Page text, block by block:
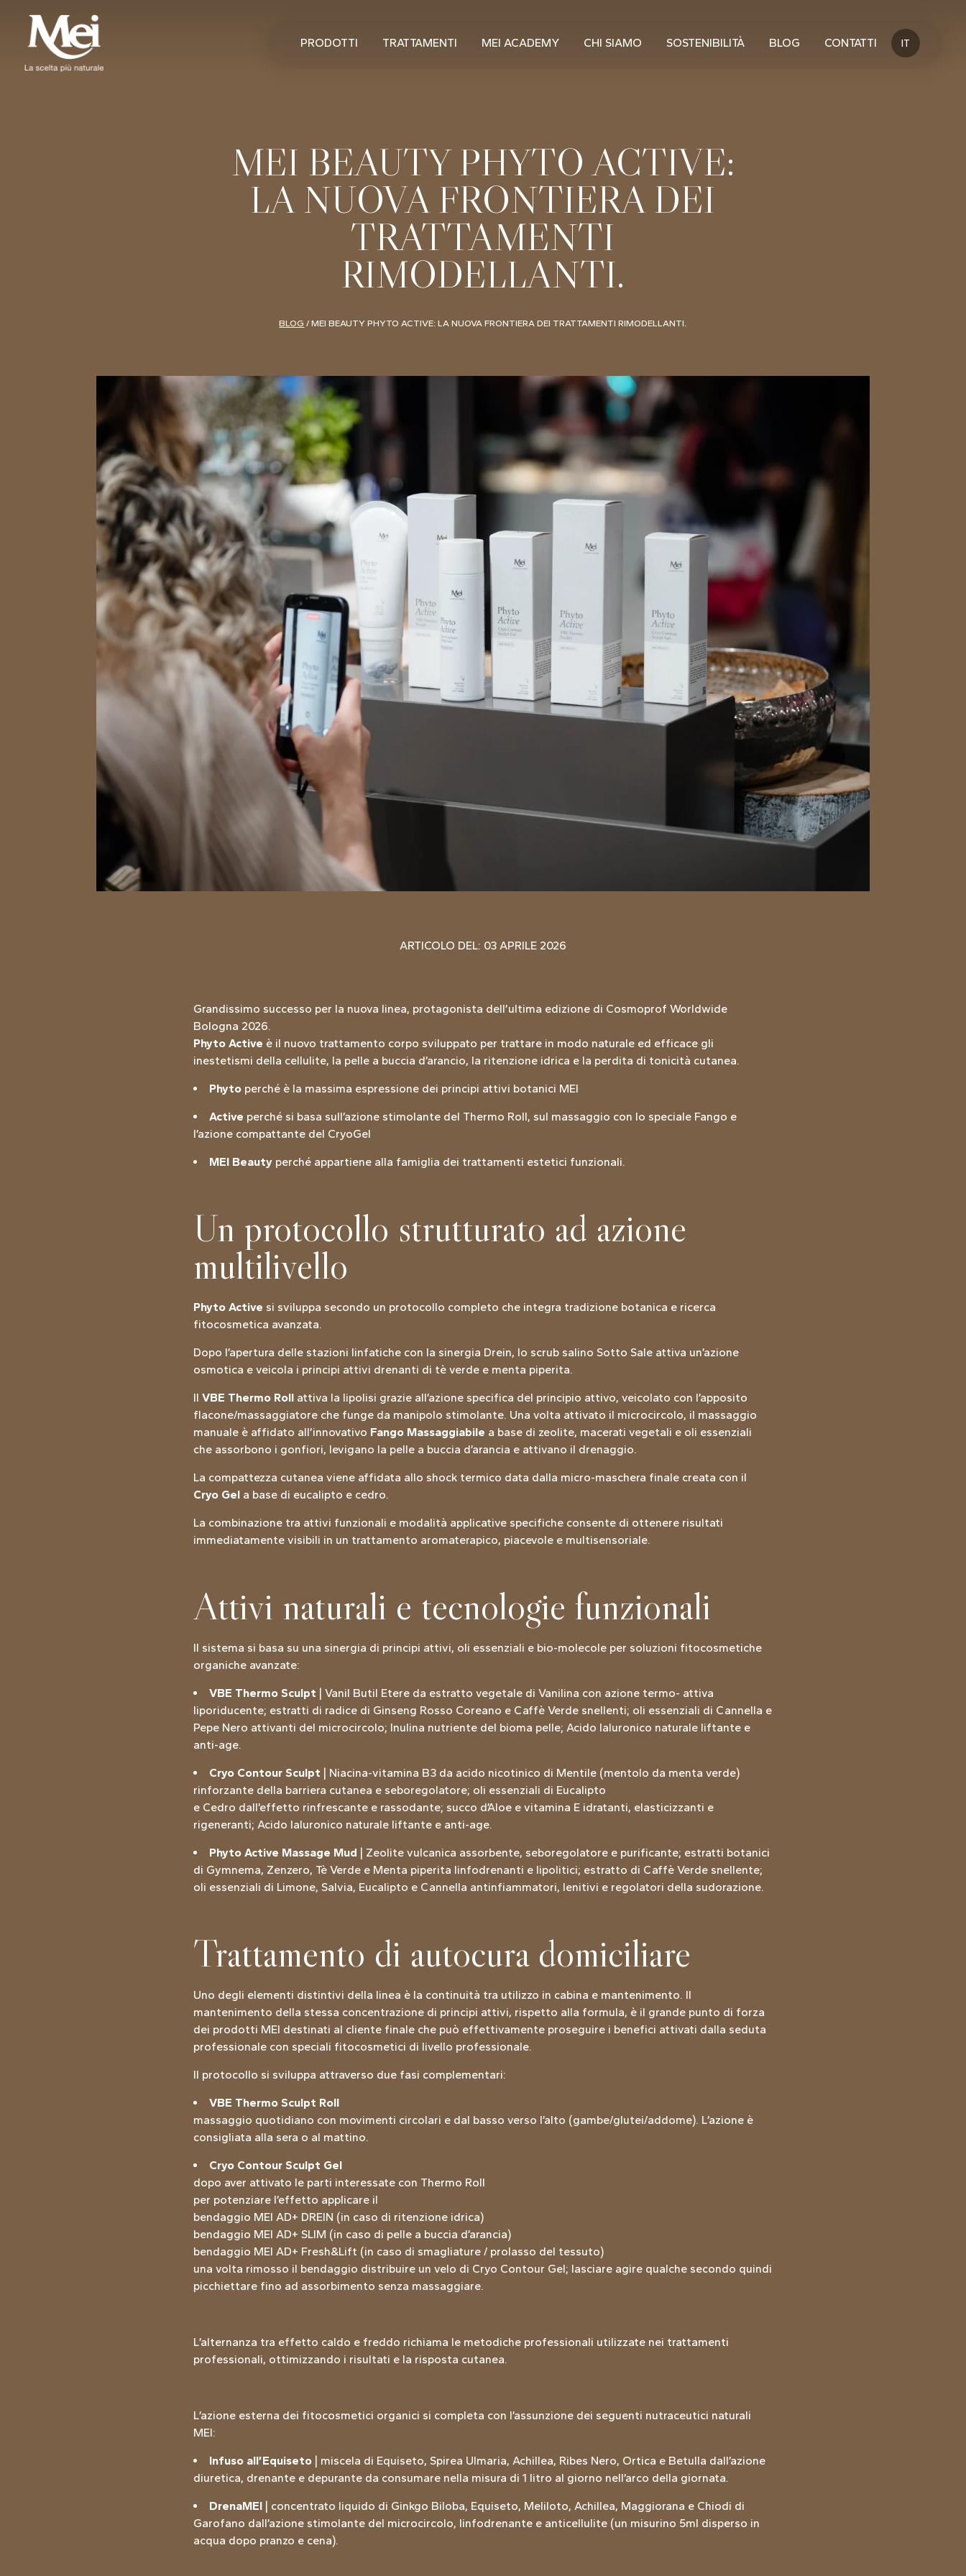
PRODOTTI TRATTAMENTI MEI ACADEMY CHI SIAMO SOSTENIBILITÀ BLOG CONTATTI IT
MEI BEAUTY PHYTO ACTIVE:
LA NUOVA FRONTIERA DEI
TRATTAMENTI
RIMODELLANTI.
BLOG /MEI BEAUTY PHYTO ACTIVE: LA NUOVA FRONTIERA DEI TRATTAMENTI RIMODELLANTI.
ARTICOLO DEL: 03 APRILE 2026
Grandissimo successo per la nuova linea, protagonista dell’ultima edizione di Cosmoprof Worldwide
Bologna 2026.
Phyto Active è il nuovo trattamento corpo sviluppato per trattare in modo naturale ed efficace gli
inestetismi della cellulite, la pelle a buccia d’arancio, la ritenzione idrica e la perdita di tonicità cutanea.
Phytoperché è la massima espressione dei principi attivi botanici MEI
Active perché si basa sull’azione stimolante del Thermo Roll, sul massaggio con lo speciale Fango e
l’azione compattante del CryoGel
MEI Beautyperché appartiene alla famiglia dei trattamenti estetici funzionali.
Un protocollo strutturato ad azione
multilivello
Phyto Active si sviluppa secondo un protocollo completo che integra tradizione botanica e ricerca
fitocosmetica avanzata.
Dopo l’apertura delle stazioni linfatiche con la sinergia Drein, lo scrub salino Sotto Sale attiva un’azione
osmotica e veicola i principi attivi drenanti di tè verde e menta piperita.
Il VBE Thermo Rollattiva la lipolisi grazie all’azione specifica del principio attivo, veicolato con l’apposito
flacone/massaggiatore che funge da manipolo stimolante. Una volta attivato il microcircolo, il massaggio
manuale è affidato all’innovativo Fango Massaggiabile a base di zeolite, macerati vegetali e oli essenziali
che assorbono i gonfiori, levigano la pelle a buccia d’arancia e attivano il drenaggio.
La compattezza cutanea viene affidata allo shock termico data dalla micro-maschera finale creata con il
Cryo Gela base di eucalipto e cedro.
La combinazione tra attivi funzionali e modalità applicative specifiche consente di ottenere risultati
immediatamente visibili in un trattamento aromaterapico, piacevole e multisensoriale.
Attivi naturali e tecnologie funzionali
Il sistema si basa su una sinergia di principi attivi, oli essenziali e bio-molecole per soluzioni fitocosmetiche
organiche avanzate:
VBE Thermo Sculpt | Vanil Butil Etere da estratto vegetale di Vanilina con azione termo- attiva
liporiducente; estratti di radice di Ginseng Rosso Coreano e Caffè Verde snellenti; oli essenziali di Cannella e
Pepe Nero attivanti del microcircolo; Inulina nutriente del bioma pelle; Acido Ialuronico naturale liftante e
anti-age.
Cryo Contour Sculpt | Niacina-vitamina B3 da acido nicotinico di Mentile (mentolo da menta verde)
rinforzante della barriera cutanea e seboregolatore; oli essenziali di Eucalipto
e Cedro dall’effetto rinfrescante e rassodante; succo d’Aloe e vitamina E idratanti, elasticizzanti e
rigeneranti; Acido Ialuronico naturale liftante e anti-age.
Phyto Active Massage Mud | Zeolite vulcanica assorbente, seboregolatore e purificante; estratti botanici
di Gymnema, Zenzero, Tè Verde e Menta piperita linfodrenanti e lipolitici; estratto di Caffè Verde snellente;
oli essenziali di Limone, Salvia, Eucalipto e Cannella antinfiammatori, lenitivi e regolatori della sudorazione.
Trattamento di autocura domiciliare
Uno degli elementi distintivi della linea è la continuità tra utilizzo in cabina e mantenimento. Il
mantenimento della stessa concentrazione di principi attivi, rispetto alla formula, è il grande punto di forza
dei prodotti MEI destinati al cliente finale che può effettivamente proseguire i benefici attivati dalla seduta
professionale con speciali fitocosmetici di livello professionale.
Il protocollo si sviluppa attraverso due fasi complementari:
VBE Thermo Sculpt Roll
massaggio quotidiano con movimenti circolari e dal basso verso l’alto (gambe/glutei/addome). L’azione è
consigliata alla sera o al mattino.
Cryo Contour Sculpt Gel
dopo aver attivato le parti interessate con Thermo Roll
per potenziare l’effetto applicare il
bendaggio MEI AD+ DREIN (in caso di ritenzione idrica)
bendaggio MEI AD+ SLIM (in caso di pelle a buccia d’arancia)
bendaggio MEI AD+ Fresh&Lift (in caso di smagliature / prolasso del tessuto)
una volta rimosso il bendaggio distribuire un velo di Cryo Contour Gel; lasciare agire qualche secondo quindi
picchiettare fino ad assorbimento senza massaggiare.
L’alternanza tra effetto caldo e freddo richiama le metodiche professionali utilizzate nei trattamenti
professionali, ottimizzando i risultati e la risposta cutanea.
L’azione esterna dei fitocosmetici organici si completa con l’assunzione dei seguenti nutraceutici naturali
MEI:
Infuso all’Equiseto| miscela di Equiseto, Spirea Ulmaria, Achillea, Ribes Nero, Ortica e Betulla dall’azione
diuretica, drenante e depurante da consumare nella misura di 1 litro al giorno nell’arco della giornata.
DrenaMEI| concentrato liquido di Ginkgo Biloba, Equiseto, Meliloto, Achillea, Maggiorana e Chiodi di
Garofano dall’azione stimolante del microcircolo, linfodrenante e anticellulite (un misurino 5ml disperso in
acqua dopo pranzo e cena).